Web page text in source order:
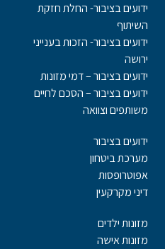
ידועים בציבור- החלת חזקת
השיתוף
ידועים בציבור- הזכות בענייני
ירושה
ידועים בציבור – דמי מזונות
ידועים בציבור – הסכם לחיים
משותפים וצוואה
ידועים בציבור
מערכת ביטחון
אפוטרופסות
דיני מקרקעין
מזונות ילדים
מזונות אישה